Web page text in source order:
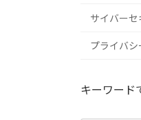
サイバー
プライバ
キーワード